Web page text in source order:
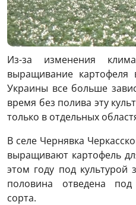
Из-за изменения
выращивание картофеля
Украины все больше
время без полива эту
только в отдельных
В селе Чернявка
выращивают картофель
этом году под культурой
половина отведена
сорта.